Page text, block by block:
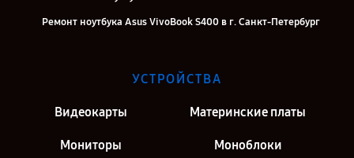
Ремонт ноутбука Asus VivoBook S400 в г. Санкт-Петербург
УСТРОЙСТВА
Видеокарты Материнские платы
Мониторы Моноблоки